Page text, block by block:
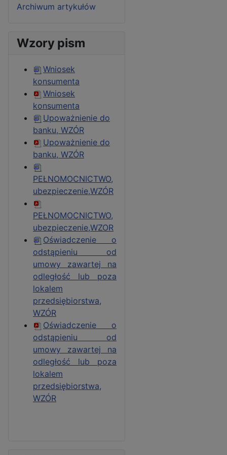
Archiwum artykułów
Wzory pism
Wniosek
konsumenta
Wniosek
konsumenta
Upoważnienie do
banku, WZÓR
Upoważnienie do
banku, WZÓR
PEŁNOMOCNICTWO,
ubezpieczenie,WZÓR
PEŁNOMOCNICTWO,
ubezpieczenie,WZOR
Oświadczenie o
odstąpieniu od
umowy zawartej na
odległość lub poza
lokalem
przedsiębiorstwa,
WZÓR
Oświadczenie o
odstąpieniu od
umowy zawartej na
odległość lub poza
lokalem
przedsiębiorstwa,
WZÓR